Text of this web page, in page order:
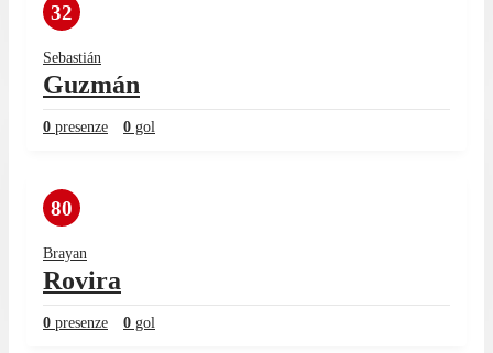
32
Sebastián
Guzmán
0 presenze 0 gol
80
Brayan
Rovira
0 presenze 0 gol